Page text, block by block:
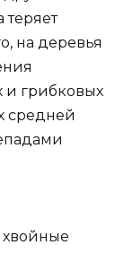
теряет
на деревья
и грибковых
средней